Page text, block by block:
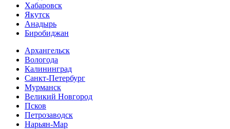
Хабаровск
Якутск
Анадырь
Биробиджан
Архангельск
Вологода
Калининград
Санкт-Петербург
Мурманск
Великий Новгород
Псков
Петрозаводск
Нарьян-Мар